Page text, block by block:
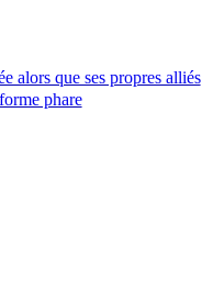
alors que ses propres alliés
phare